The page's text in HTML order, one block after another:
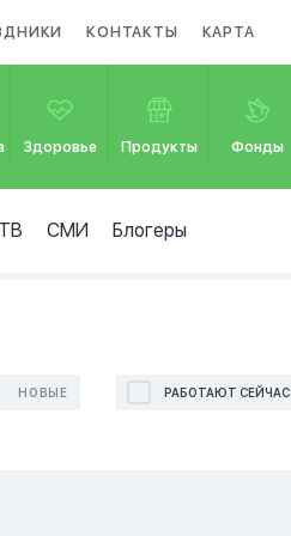
КОНТАКТЫ КАРТА
Здоровье Продукты Фонды
ТВ СМИ Блогеры
НОВЫЕ РАБОТАЮТ СЕЙЧАС